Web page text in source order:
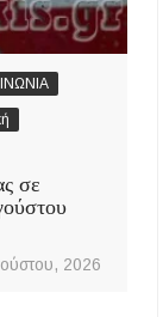
σε
2026